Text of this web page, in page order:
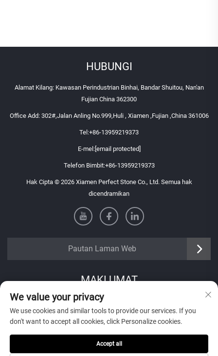
HUBUNGI
Alamat Kilang: Kawasan Perindustrian Binhai, Bandar Shuitou, Nan'an
Fujian China 362300
Office Add: 302#,Jalan Anling No.999,Huli , Xiamen ,Fujian ,China 361006
Tel:+86-13959219373
E-mel:[email protected]
Telefon Bimbit:+86-13959219373
Hak Cipta © 2026 Xiamen Perfect Stone Co., Ltd. Semua hak
dicendramikan
Pautan Laman Web
MAKLUMAT
Daftar untuk menerima buletin mingguan kami
We value your privacy
We use cookies and similar tools to provide our services. If you
don't want to accept all cookies, click Personalize cookies.
Accept all